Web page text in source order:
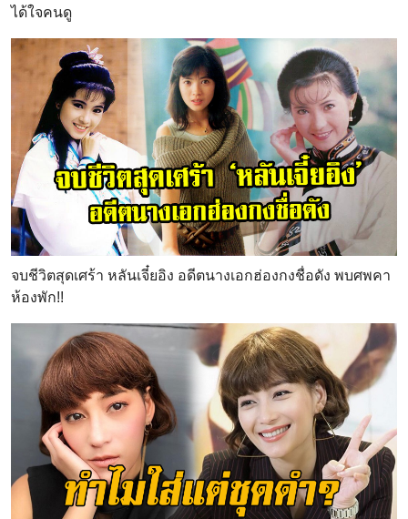
ได้ใจคนดู
จบชีวิตสุดเศร้า หลันเจี๋ยอิง อดีตนางเอกฮ่องกงชื่อดัง พบศพคา
ห้องพัก!!